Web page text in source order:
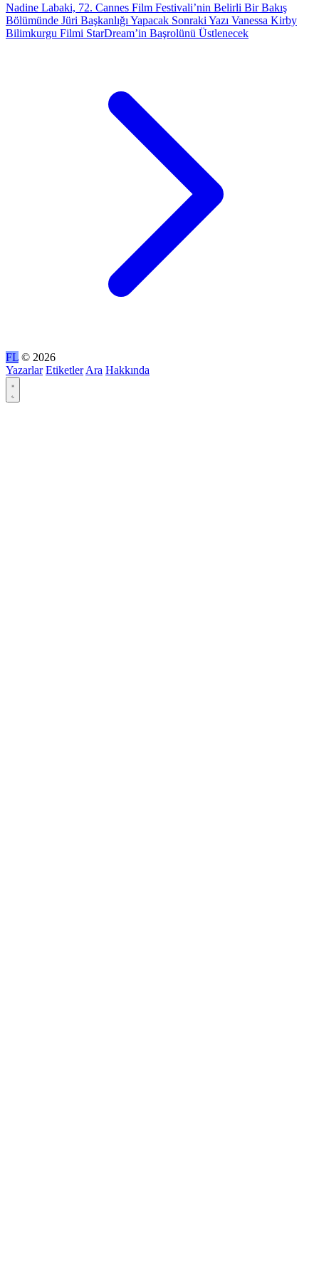
Nadine Labaki, 72. Cannes Film Festivali’nin Belirli Bir Bakış
Bölümünde Jüri Başkanlığı Yapacak Sonraki Yazı Vanessa Kirby
Bilimkurgu Filmi StarDream’in Başrolünü Üstlenecek
FL © 2026
Yazarlar Etiketler Ara Hakkında